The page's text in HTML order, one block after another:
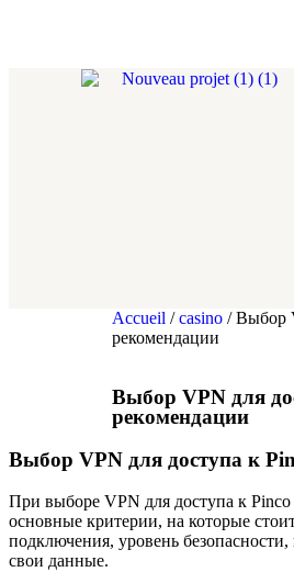
Accueil /casino / Выбор
рекомендации
Выбор VPN для
рекомендации
Выбор VPN для доступа к
При выборе VPN для доступа к Pinco
основные критерии, на которые
подключения, уровень
свои данные.